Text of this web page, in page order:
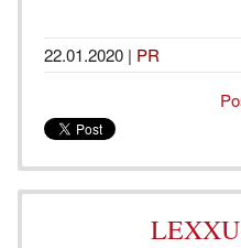
22.01.2020 | PR